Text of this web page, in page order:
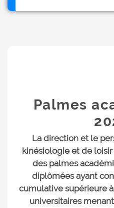
Palmes
La direction et le
kinésiologie et de
des palmes
diplômées ayant
cumulative supérieure
universitaires